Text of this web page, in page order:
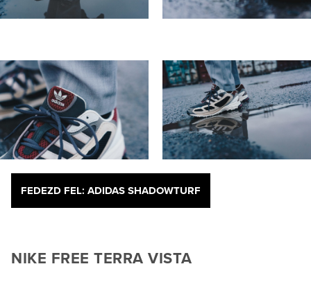
FEDEZD FEL: ADIDAS SHADOWTURF
NIKE FREE TERRA VISTA